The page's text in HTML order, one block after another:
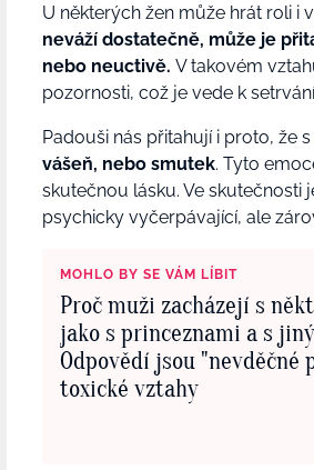
U některých žen může hrát roli i
neváží dostatečně, může je
nebo neuctivě. V takovém
pozornosti, což je vede k
Padouši nás přitahují i proto, že
vášeň, nebo smutek. Tyto
skutečnou lásku. Ve skutečnosti
psychicky vyčerpávající, ale
MOHLO BY SE VÁM LÍBIT
Proč muži zacházejí s
jako s princeznami a s
Odpovědí jsou "nevděčné
toxické vztahy